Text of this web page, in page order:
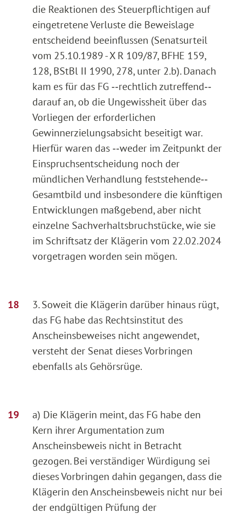
die Reaktionen des Steuerpflichtigen auf
eingetretene Verluste die Beweislage
entscheidend beeinflussen (Senatsurteil
vom 25.10.1989 - X R 109/87, BFHE 159,
128, BStBl II 1990, 278, unter 2.b). Danach
kam es für das FG ‑‑rechtlich zutreffend‑‑
darauf an, ob die Ungewissheit über das
Vorliegen der erforderlichen
Gewinnerzielungsabsicht beseitigt war.
Hierfür waren das ‑‑weder im Zeitpunkt der
Einspruchsentscheidung noch der
mündlichen Verhandlung feststehende‑‑
Gesamtbild und insbesondere die künftigen
Entwicklungen maßgebend, aber nicht
einzelne Sachverhaltsbruchstücke, wie sie
im Schriftsatz der Klägerin vom 22.02.2024
vorgetragen worden sein mögen.
3. Soweit die Klägerin darüber hinaus rügt,
das FG habe das Rechtsinstitut des
Anscheinsbeweises nicht angewendet,
versteht der Senat dieses Vorbringen
ebenfalls als Gehörsrüge.
a) Die Klägerin meint, das FG habe den
Kern ihrer Argumentation zum
Anscheinsbeweis nicht in Betracht
gezogen. Bei verständiger Würdigung sei
dieses Vorbringen dahin gegangen, dass die
Klägerin den Anscheinsbeweis nicht nur bei
der endgültigen Prüfung der